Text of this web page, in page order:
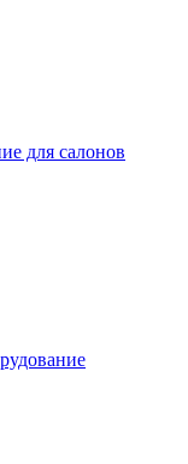
для салонов